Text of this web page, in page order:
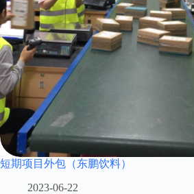
短期项目外包（东鹏饮料）
2023-06-22